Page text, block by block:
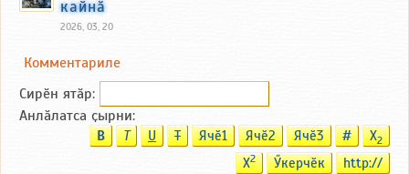
кайнӑ
2026, 03, 20
Комментариле
Сирӗн ятӑp:
Анлӑлатса ҫырни:
B T U T Ячӗ1 Ячӗ2 Ячӗ3 # X2
X2 Ӳкерчӗк http://